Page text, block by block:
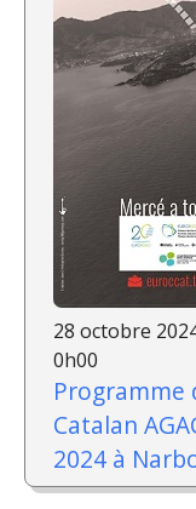
28 octobre
0h00
Programme
Catalan
2024 à